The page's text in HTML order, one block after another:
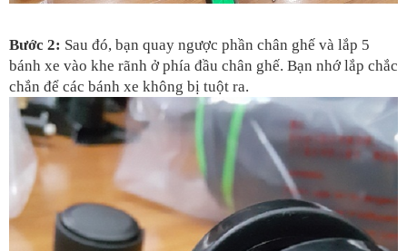
Bước 2: Sau đó, bạn quay ngược phần chân ghế và lắp 5
bánh xe vào khe rãnh ở phía đầu chân ghế. Bạn nhớ lắp chắc
chắn để các bánh xe không bị tuột ra.